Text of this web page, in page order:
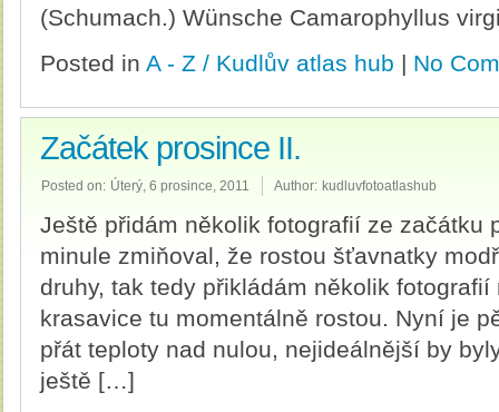
(Schumach.) Wünsche Camarophyllus
Posted in A - Z / Kudlův atlas hub | No
Začátek prosince II.
Posted on: Úterý, 6 prosince, 2011 Author: kudluvfotoatlashub
Ještě přidám několik fotografií ze začátku
minule zmiňoval, že rostou šťavnatky
druhy, tak tedy přikládám několik
krasavice tu momentálně rostou. Nyní je
přát teploty nad nulou, nejideálnější by
ještě […]